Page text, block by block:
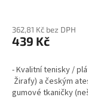
362,81 Kč bez DPH
439 Kč
- Kvalitní tenisky /
Žirafy) a českým
gumové tkaničky